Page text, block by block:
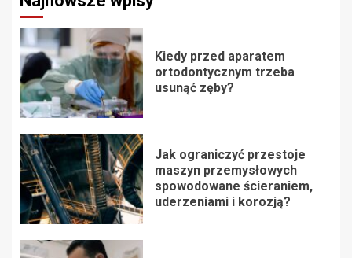
Kiedy przed aparatem
ortodontycznym trzeba
usunąć zęby?
Jak ograniczyć przestoje
maszyn przemysłowych
spowodowane ścieraniem,
uderzeniami i korozją?